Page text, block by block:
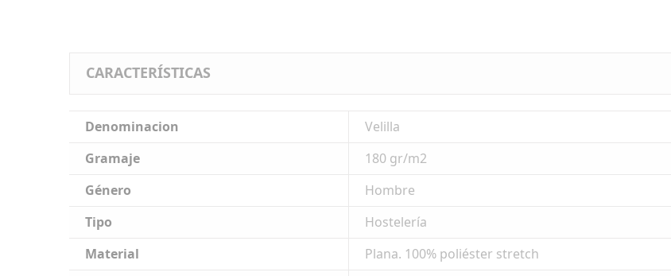
CARACTERÍSTICAS
Denominacion
Velilla
Gramaje
180 gr/m2
Género
Hombre
Tipo
Hostelería
Material
Plana. 100% poliéster stretch